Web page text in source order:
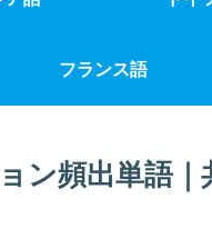
フランス語
ン頻出単語｜